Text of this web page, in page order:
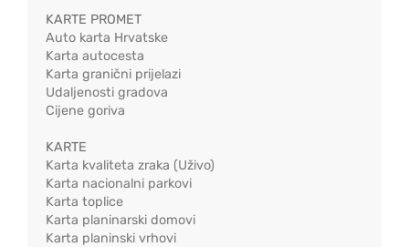
KARTE PROMET
Auto karta Hrvatske
Karta autocesta
Karta granični prijelazi
Udaljenosti gradova
Cijene goriva
KARTE
Karta kvaliteta zraka (Uživo)
Karta nacionalni parkovi
Karta toplice
Karta planinarski domovi
Karta planinski vrhovi